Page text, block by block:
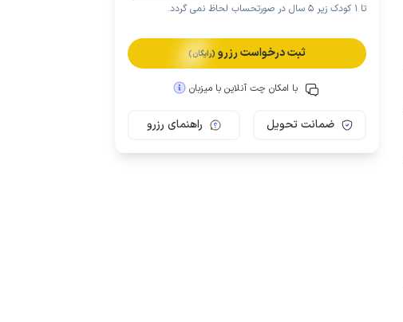
تا 1 کودک زیر 5 سال در صورتحساب لحاظ نمی گردد.
ثبت درخواست رزرو (رایگان)
با امکان چت آنلاین با میزبان
ضمانت تحویل راهنمای رزرو